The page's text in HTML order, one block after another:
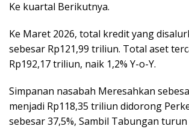
Ke kuartal Berikutnya.
Ke Maret 2026, total kredit yang
sebesar Rp121,99 triliun. Total aset
Rp192,17 triliun, naik 1,2% Y-o-Y.
Simpanan nasabah Meresahkan
menjadi Rp118,35 triliun didorong
sebesar 37,5%, Sambil Tabungan turun